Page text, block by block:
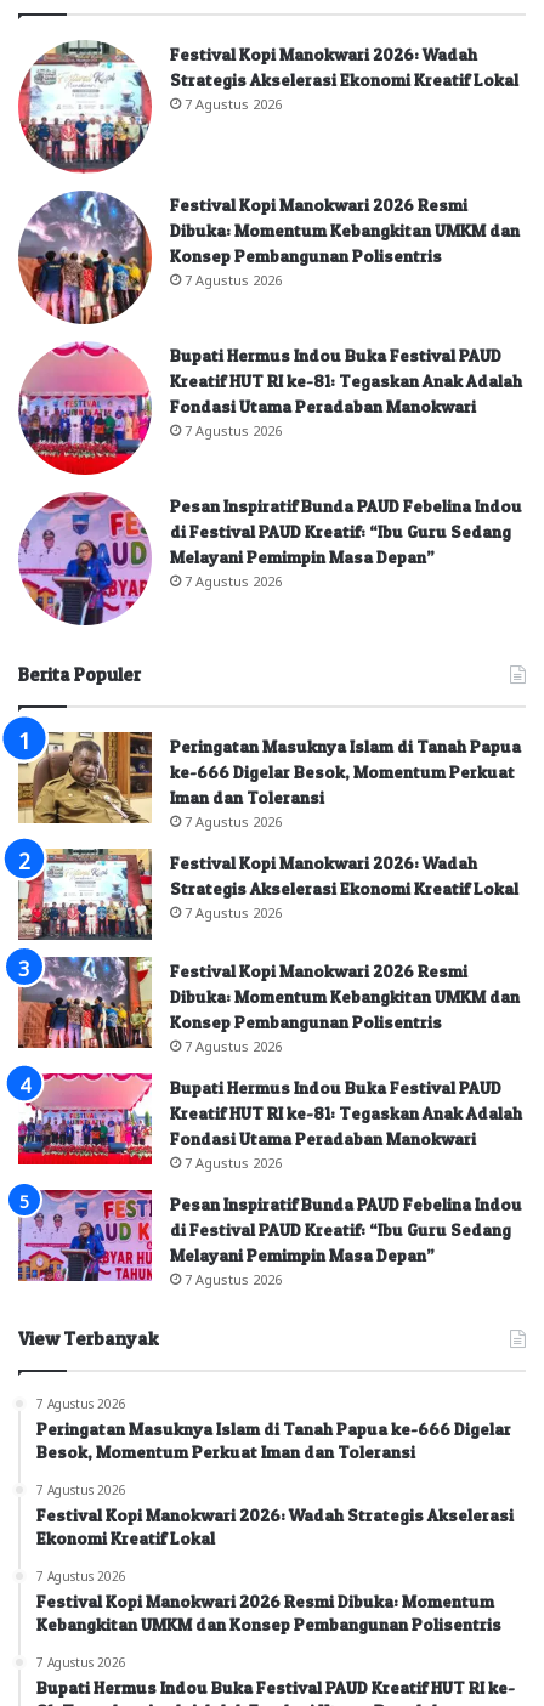
Festival Kopi Manokwari 2026: Wadah
Strategis Akselerasi Ekonomi Kreatif Lokal
7 Agustus 2026
Festival Kopi Manokwari 2026 Resmi
Dibuka: Momentum Kebangkitan UMKM dan
Konsep Pembangunan Polisentris
7 Agustus 2026
Bupati Hermus Indou Buka Festival PAUD
Kreatif HUT RI ke-81: Tegaskan Anak Adalah
Fondasi Utama Peradaban Manokwari
7 Agustus 2026
Pesan Inspiratif Bunda PAUD Febelina Indou
di Festival PAUD Kreatif: “Ibu Guru Sedang
Melayani Pemimpin Masa Depan”
7 Agustus 2026
Berita Populer
Peringatan Masuknya Islam di Tanah Papua
ke-666 Digelar Besok, Momentum Perkuat
Iman dan Toleransi
7 Agustus 2026
Festival Kopi Manokwari 2026: Wadah
Strategis Akselerasi Ekonomi Kreatif Lokal
7 Agustus 2026
Festival Kopi Manokwari 2026 Resmi
Dibuka: Momentum Kebangkitan UMKM dan
Konsep Pembangunan Polisentris
7 Agustus 2026
Bupati Hermus Indou Buka Festival PAUD
Kreatif HUT RI ke-81: Tegaskan Anak Adalah
Fondasi Utama Peradaban Manokwari
7 Agustus 2026
Pesan Inspiratif Bunda PAUD Febelina Indou
di Festival PAUD Kreatif: “Ibu Guru Sedang
Melayani Pemimpin Masa Depan”
7 Agustus 2026
View Terbanyak
7 Agustus 2026
Peringatan Masuknya Islam di Tanah Papua ke-666 Digelar
Besok, Momentum Perkuat Iman dan Toleransi
7 Agustus 2026
Festival Kopi Manokwari 2026: Wadah Strategis Akselerasi
Ekonomi Kreatif Lokal
7 Agustus 2026
Festival Kopi Manokwari 2026 Resmi Dibuka: Momentum
Kebangkitan UMKM dan Konsep Pembangunan Polisentris
7 Agustus 2026
Bupati Hermus Indou Buka Festival PAUD Kreatif HUT RI ke-